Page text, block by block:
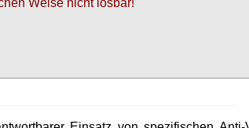
Weise nicht lösbar!